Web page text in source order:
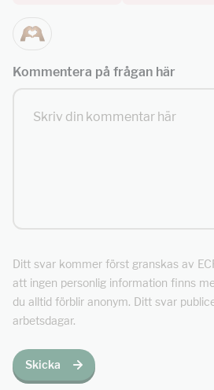
Kommentera på frågan här
Ditt svar kommer först granskas av
att ingen personlig information finns
du alltid förblir anonym. Ditt svar
arbetsdagar.
Skicka